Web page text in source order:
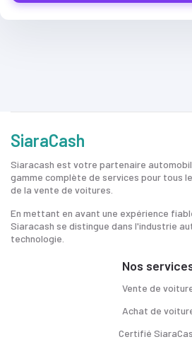
SiaraCash
Siaracash est votre partenaire
gamme complète de services pour tous
de la vente de voitures.
En mettant en avant une expérience
Siaracash se distingue dans l'industrie
technologie.
Nos
Vente de
Achat de
Certifié